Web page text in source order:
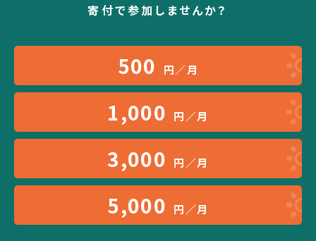
寄付で参加しませんか？
500 円／月
1,000 円／月
3,000 円／月
5,000 円／月